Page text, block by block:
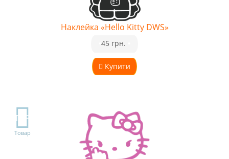
Наклейка «Hello Kitty DWS»
Купити
45 грн.
TOP
Товар